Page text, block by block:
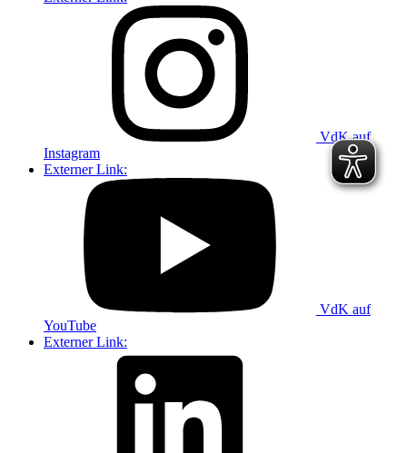
VdK auf
Instagram
Externer Link:
VdK auf
YouTube
Externer Link: